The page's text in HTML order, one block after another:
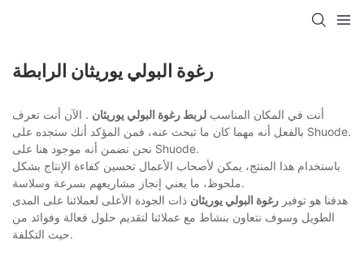
رغوة البولي يوريثان الرابطة
أنت في المكان المناسب لربط رغوة البولي يوريثان . الآن أنت تعرف
بالفعل أنه مهما كان ما تبحث عنه، فمن المؤكد أنك ستجده على Shuode.
نحن نضمن أنه موجود هنا على Shuode.
باستخدام هذا المنتج، يمكن لأصحاب الأعمال تحسين كفاءة الإنتاج بشكل
ملحوظ، ما يعني إنجاز مشاريعهم بسرعة وسلاسة.
هدفنا هو توفير رغوة البولي يوريثان ذات الجودة الأعلى لعملائنا على المدى
الطويل وسوف نتعاون بنشاط مع عملائنا لتقديم حلول فعالة وفوائد من
حيث التكلفة.